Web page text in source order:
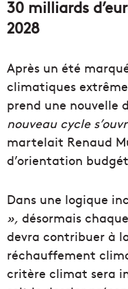
30 milliards
2028
Après un été
climatiques
prend une nouvelle
nouveau cycle
martelait Renaud
d’orientation
Dans une logique
», désormais
devra contribuer à
réchauffement
critère climat sera